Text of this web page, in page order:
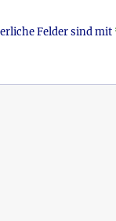
Felder sind mit